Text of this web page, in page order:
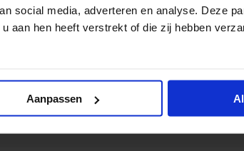
social media, adverteren en analyse. Deze
aan hen heeft verstrekt of die zij hebben
Aanpassen
<